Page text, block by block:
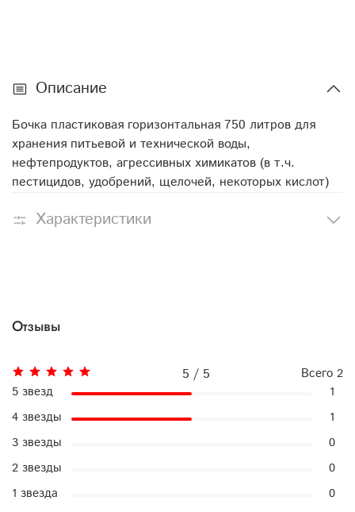
Описание
Бочка пластиковая горизонтальная 750 литров для
хранения питьевой и технической воды,
нефтепродуктов, агрессивных химикатов (в т.ч.
пестицидов, удобрений, щелочей, некоторых кислот)
Характеристики
Отзывы
5 / 5 Всего 2
5 звезд
1
4 звезды
1
3 звезды
0
2 звезды
0
1 звезда
0